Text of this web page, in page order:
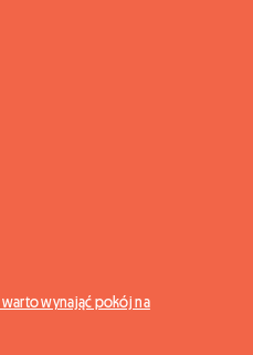
wynająć pokój na